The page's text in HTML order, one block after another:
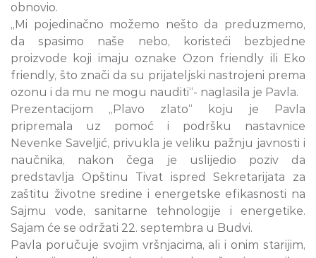
obnovio.
„Mi pojedinačno možemo nešto da preduzmemo,
da spasimo naše nebo, koristeći bezbjedne
proizvode koji imaju oznake Ozon friendly ili Eko
friendly, što znači da su prijateljski nastrojeni prema
ozonu i da mu ne mogu nauditi“- naglasila je Pavla.
Prezentacijom „Plavo zlato“ koju je Pavla
pripremala uz pomoć i podršku nastavnice
Nevenke Saveljić, privukla je veliku pažnju javnosti i
naučnika, nakon čega je uslijedio poziv da
predstavlja Opštinu Tivat ispred Sekretarijata za
zaštitu životne sredine i energetske efikasnosti na
Sajmu vode, sanitarne tehnologije i energetike.
Sajam će se održati 22. septembra u Budvi.
Pavla poručuje svojim vršnjacima, ali i onim starijim,